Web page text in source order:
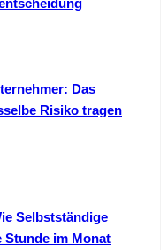
Das
Risiko tragen
Selbstständige
Stunde im Monat